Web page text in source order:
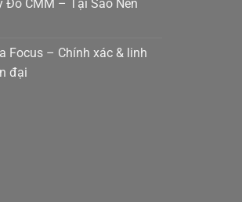
Đo CMM – Tại Sao Nên
Focus – Chính xác & linh
đại